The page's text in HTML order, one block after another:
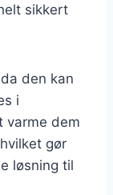
sikkert
den kan
i
varme dem
gør
løsning til